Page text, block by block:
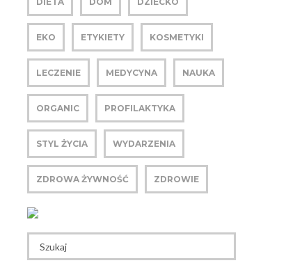
EKO ETYKIETY KOSMETYKI
LECZENIE MEDYCYNA NAUKA
ORGANIC PROFILAKTYKA
STYL ŻYCIA WYDARZENIA
ZDROWA ŻYWNOŚĆ ZDROWIE